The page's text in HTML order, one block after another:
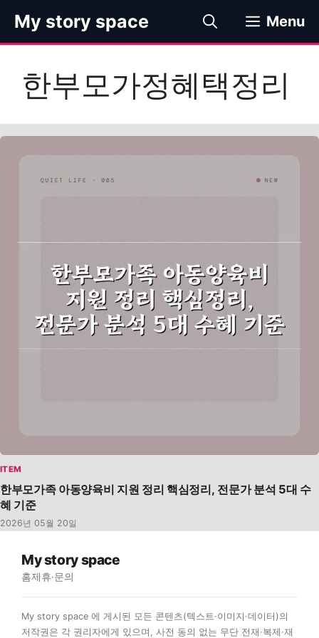
츠
기
My story space Menu
한부모가정혜택정리
ITEM
한부모가족 아동양육비 지원 정리 핵심정리, 전문가 분석 5대 수
혜 기준
2026년 05월 20일
My story space
홈제휴·문의
My story space 에 게시된 모든 콘텐츠(텍스트·이미지·데이터)의
저작권은 각 권리자에게 있으며, 사전 동의 없는 무단 전재·복제·재